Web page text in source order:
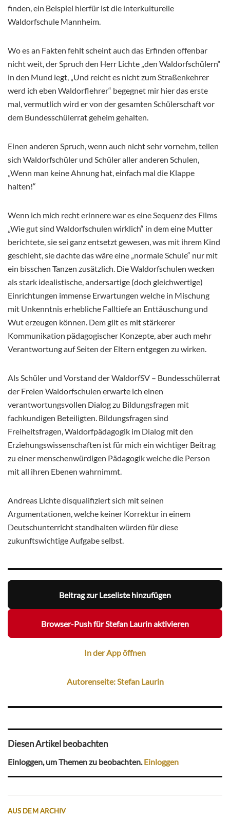
finden, ein Beispiel hierfür ist die interkulturelle
Waldorfschule Mannheim.
Wo es an Fakten fehlt scheint auch das Erfinden offenbar
nicht weit, der Spruch den Herr Lichte „den Waldorfschülern“
in den Mund legt, „Und reicht es nicht zum Straßenkehrer
werd ich eben Waldorflehrer“ begegnet mir hier das erste
mal, vermutlich wird er von der gesamten Schülerschaft vor
dem Bundesschülerrat geheim gehalten.
Einen anderen Spruch, wenn auch nicht sehr vornehm, teilen
sich Waldorfschüler und Schüler aller anderen Schulen,
„Wenn man keine Ahnung hat, einfach mal die Klappe
halten!“
Wenn ich mich recht erinnere war es eine Sequenz des Films
„Wie gut sind Waldorfschulen wirklich“ in dem eine Mutter
berichtete, sie sei ganz entsetzt gewesen, was mit ihrem Kind
geschieht, sie dachte das wäre eine „normale Schule“ nur mit
ein bisschen Tanzen zusätzlich. Die Waldorfschulen wecken
als stark idealistische, andersartige (doch gleichwertige)
Einrichtungen immense Erwartungen welche in Mischung
mit Unkenntnis erhebliche Falltiefe an Enttäuschung und
Wut erzeugen können. Dem gilt es mit stärkerer
Kommunikation pädagogischer Konzepte, aber auch mehr
Verantwortung auf Seiten der Eltern entgegen zu wirken.
Als Schüler und Vorstand der WaldorfSV – Bundesschülerrat
der Freien Waldorfschulen erwarte ich einen
verantwortungsvollen Dialog zu Bildungsfragen mit
fachkundigen Beteiligten. Bildungsfragen sind
Freiheitsfragen, Waldorfpädagogik im Dialog mit den
Erziehungswissenschaften ist für mich ein wichtiger Beitrag
zu einer menschenwürdigen Pädagogik welche die Person
mit all ihren Ebenen wahrnimmt.
Andreas Lichte disqualifiziert sich mit seinen
Argumentationen, welche keiner Korrektur in einem
Deutschunterricht standhalten würden für diese
zukunftswichtige Aufgabe selbst.
Beitrag zur Leseliste hinzufügen
Browser-Push für Stefan Laurin aktivieren
In der App öffnen
Autorenseite: Stefan Laurin
Diesen Artikel beobachten
Einloggen, um Themen zu beobachten.Einloggen
AUS DEM ARCHIV